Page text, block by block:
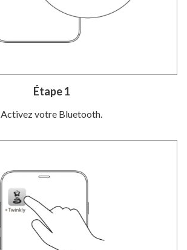
Étape 1
Activez votre Bluetooth.